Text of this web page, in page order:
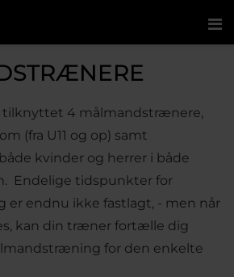
tilknyttet 4 målmandstrænere,
(fra U11 og op) samt
kvinder og herrer i både
Endelige tidspunkter for
er endnu ikke fastlagt, - men når
kan din træner fortælle dig
for den enkelte